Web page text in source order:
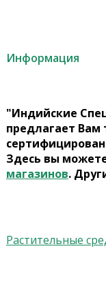
Информация
"Индийские
предлагает Вам
Здесь вы
магазинов.
Растительные